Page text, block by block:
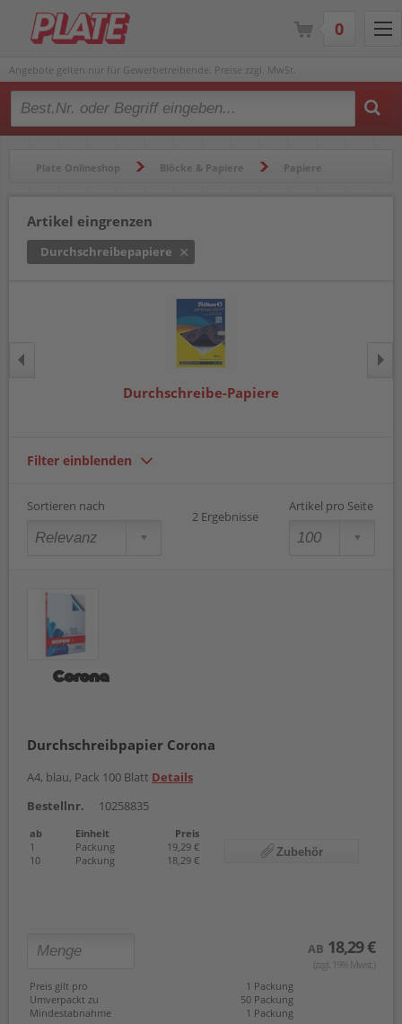
Angebote gelten nur für Gewerbetreibende. Preise zzgl. MwSt.
Type 2 or more characters for results.
Plate Onlineshop Blöcke & Papiere Papiere
Artikel eingrenzen
Durchschreibepapiere
Durchschreibe-Papiere
Filter einblenden
Sortieren nach
2 Ergebnisse
Artikel pro Seite
Durchschreibpapier Corona
A4, blau, Pack 100 Blatt Details
Bestellnr.
10258835
ab Einheit
Preis
1
Packung
19,29 €
10
Packung 18,29 €
Zubehör
AB 18,29 €
(zzgl. 19% Mwst.)
Preis gilt pro
1 Packung
Umverpackt zu
50 Packung
Mindestabnahme
1 Packung
0